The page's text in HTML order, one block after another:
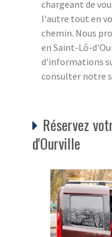
chargeant de
l'autre tout en
chemin. Nous
en Saint-Lô-
d'informations
consulter notre
Réservez
d'Ourville